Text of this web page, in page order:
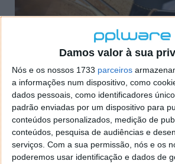
Damos valor à sua
Nós e os nossos 1733 parceiros
a informações num dispositivo, como
dados pessoais, como identificadores
padrão enviadas por um dispositivo para
conteúdos personalizados, medição de
conteúdos, pesquisa de audiências e
serviços. Com a sua permissão, nós e os
poderemos usar identificação e dados de